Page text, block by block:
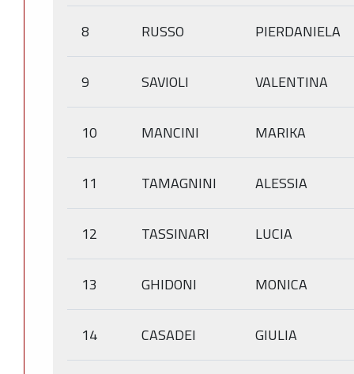
8 RUSSO PIERDANIELA
9 SAVIOLI VALENTINA
10 MANCINI MARIKA
11 TAMAGNINI ALESSIA
12 TASSINARI LUCIA
13 GHIDONI MONICA
14 CASADEI GIULIA